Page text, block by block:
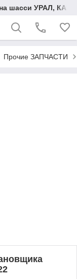
шасси УРАЛ,
Прочие ЗАПЧАСТИ